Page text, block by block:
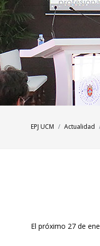
EPJ UCM Actualidad
El próximo 27 de